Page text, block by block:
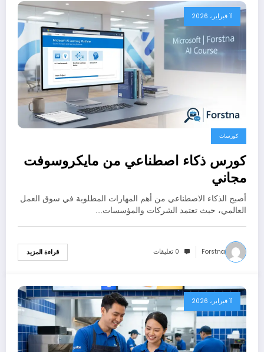
11 فبراير، 2026
كورسات
كورس ذكاء اصطناعي من مايكروسوفت
مجاني
أصبح الذكاء الاصطناعي من أهم المهارات المطلوبة في سوق العمل
العالمي، حيث تعتمد الشركات والمؤسسات…
Forstna 0 تعليقات قراءة المزيد
11 فبراير، 2026